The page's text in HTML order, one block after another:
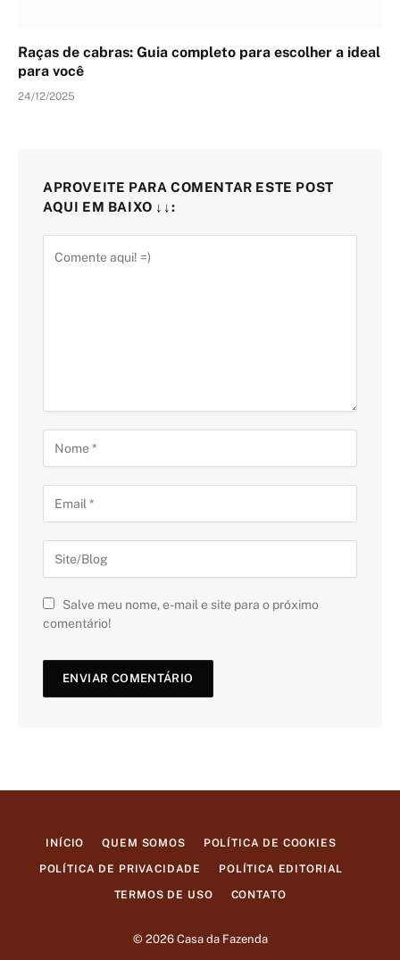
Raças de cabras: Guia completo para escolher a ideal
para você
24/12/2025
APROVEITE PARA COMENTAR ESTE POST
AQUI EM BAIXO ↓↓:
Salve meu nome, e-mail e site para o próximo
comentário!
INÍCIO QUEM SOMOS POLÍTICA DE COOKIES
POLÍTICA DE PRIVACIDADE POLÍTICA EDITORIAL
TERMOS DE USO CONTATO
© 2026 Casa da Fazenda